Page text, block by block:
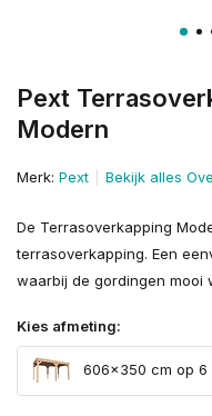
Pext
Modern
Merk: Pext Bekijk alles
De Terrasoverkapping
terrasoverkapping. Een
waarbij de gordingen mooi
Kies afmeting:
606×350 cm op